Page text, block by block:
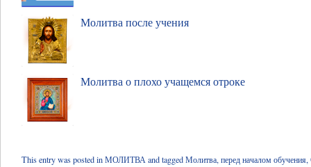
Молитва после учения
Молитва о плохо учащемся отроке
This entry was posted inМОЛИТВА and taggedМолитва, перед началом обучения,